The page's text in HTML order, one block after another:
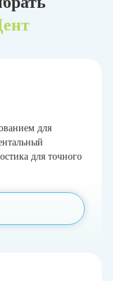
для
для точного